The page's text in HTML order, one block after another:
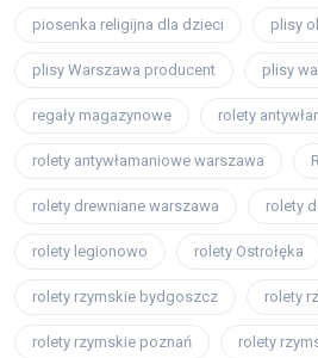
piosenka religijna dla dzieci plisy
plisy Warszawa producent plisy
regały magazynowe rolety
rolety antywłamaniowe warszawa
rolety drewniane warszawa rolety
rolety legionowo rolety Ostrołęka
rolety rzymskie bydgoszcz rolety
rolety rzymskie poznań rolety